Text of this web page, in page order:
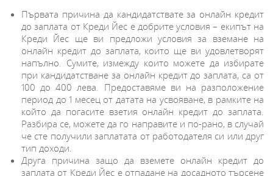
Първата причина да кандидатствате за онлайн кредит
до заплата от Креди Йес е добрите условия – екипът на
Креди Йес ще ви предложи условия за вземане на
онлайн кредит до заплата, които ще ви удовлетворят
напълно. Сумите, измежду които можете да избирате
при кандидатстване за онлайн кредит до заплата, са от
100 до 400 лева. Предоставяме ви на разположение
период до 1 месец от датата на усвояване, в рамките на
който да погасите взетия онлайн кредит до заплата.
Разбира се, можете да го направите и по-рано, в случай
че сте получили заплатата от работодателя си или друг
тип доходи.
Друга причина защо да вземете онлайн кредит до
заплата от Креди Йес е отпадане на досадното търсене